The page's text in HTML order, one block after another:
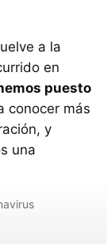
a la
en
puesto
conocer más
y
una